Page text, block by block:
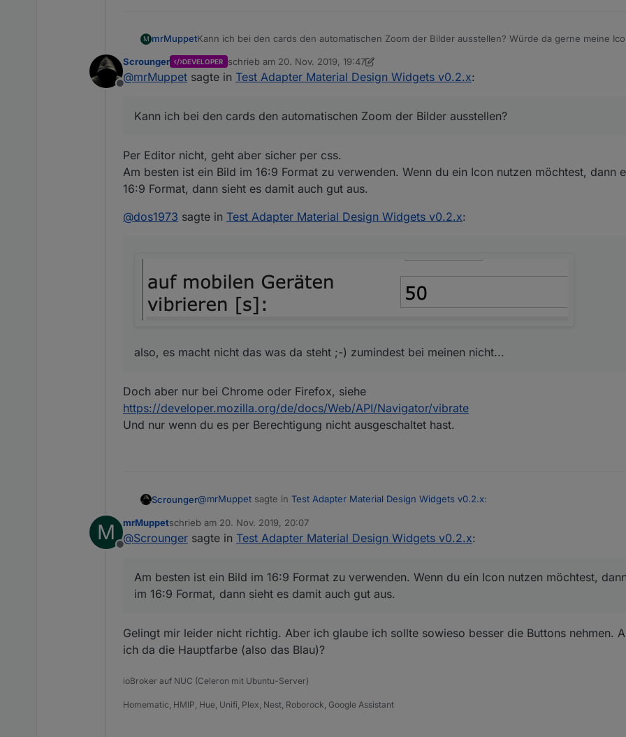
M mrMuppetKann ich bei den cards den automatischen Zoom der Bilder ausstellen? Würde da gerne meine
die zur Verfügung stehende Breite vergrößert.
Den runden Slider finde ich übrigens spitze! Suche
Offline
Scrounger DEVELOPER schrieb am 20. Nov. 2019, 19:47
zuletzt editiert von Scrounger
@mrMuppet sagte in Test Adapter Material Design Widgets v0.2.x:
Kann ich bei den cards den automatischen Zoom der Bilder ausstellen?
Per Editor nicht, geht aber sicher per css.
Am besten ist ein Bild im 16:9 Format zu verwenden. Wenn du ein Icon nutzen möchtest, dann
16:9 Format, dann sieht es damit auch gut aus.
@dos1973 sagte in Test Adapter Material Design Widgets v0.2.x:
also, es macht nicht das was da steht ;-) zumindest bei meinen nicht...
Doch aber nur bei Chrome oder Firefox, siehe
https://developer.mozilla.org/de/docs/Web/API/Navigator/vibrate
Und nur wenn du es per Berechtigung nicht ausgeschaltet hast.
Scrounger@mrMuppet sagte in Test Adapter Material Design Widgets v0.2.x:
Kann ich bei den cards den automatischen Zoom der Bilder ausstellen?
Per Editor nicht, geht aber sicher per css.
Am besten ist ein Bild im 16:9 Format zu verwenden. Wenn du ein Icon nutzen möchtest, dann
Format, dann sieht es damit auch gut aus.
@dos1973 sagte inTest Adapter Material Design Widgets v0.2.x
also, es macht nicht das was da steht ;-) zumindest bei meinen nicht...
Doch aber nur bei Chrome oder Firefox, siehe
M
Offline
mrMuppetschrieb am 20. Nov. 2019, 20:07
zuletzt editiert von
@Scrounger sagte in Test Adapter Material Design Widgets v0.2.x:
Am besten ist ein Bild im 16:9 Format zu verwenden. Wenn du ein Icon nutzen möchtest,
im 16:9 Format, dann sieht es damit auch gut aus.
Gelingt mir leider nicht richtig. Aber ich glaube ich sollte sowieso besser die Buttons nehmen.
ich da die Hauptfarbe (also das Blau)?
ioBroker auf NUC (Celeron mit Ubuntu-Server)
Homematic, HMIP, Hue, Unifi, Plex, Nest, Roborock, Google Assistant